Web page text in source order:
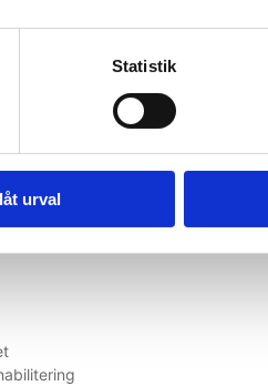
Statistik
urval
att förlänga sig
en förlängning av
latexfria elastiska
25 % mellan varje nivå/färg. De
träningsband